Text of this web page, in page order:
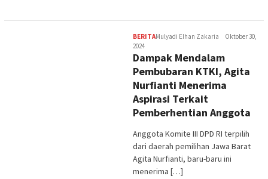
BERITAMulyadi Elhan Zakaria
Oktober 30,
2024
Dampak Mendalam
Pembubaran KTKI, Agita
Nurfianti Menerima
Aspirasi Terkait
Pemberhentian Anggota
Anggota Komite III DPD RI terpilih
dari daerah pemilihan Jawa Barat
Agita Nurfianti, baru-baru ini
menerima […]